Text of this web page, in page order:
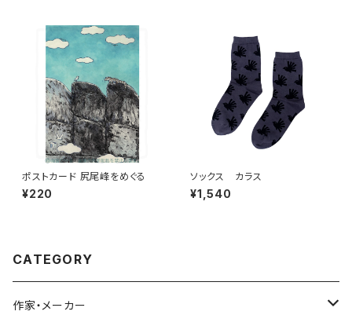
ポストカード 尻尾峰をめぐる
¥220
ソックス カラス
¥1,540
CATEGORY
作家・メーカー